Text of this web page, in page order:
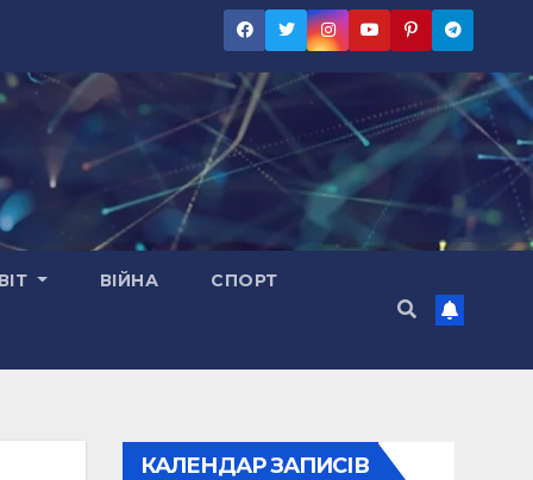
ВІЙНА СПОРТ
КАЛЕНДАР ЗАПИСІВ